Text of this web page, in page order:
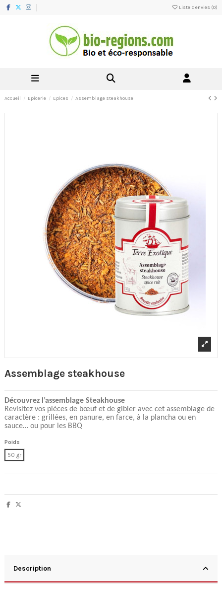
Liste d'envies (0)
Accueil Epicerie Epices Assemblage steakhouse
Assemblage steakhouse
Découvrez l’assemblage Steakhouse
Revisitez vos pièces de bœuf et de gibier avec cet assemblage de
caractère : grillées, en panure, en farce, à la plancha ou en
sauce… ou pour les BBQ
Poids
50 gr
Description